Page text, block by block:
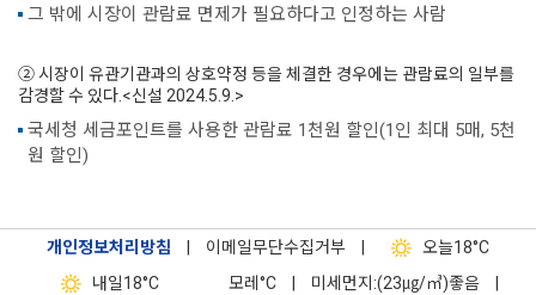
그 밖에 시장이 관람료 면제가 필요하다고 인정하는 사람
② 시장이 유관기관과의 상호약정 등을 체결한 경우에는 관람료의 일부를
감경할 수 있다.<신설 2024.5.9.>
국세청 세금포인트를 사용한 관람료 1천원 할인(1인 최대 5매, 5천
원 할인)
개인정보처리방침 이메일무단수집거부 오늘18°C
내일18°C 모레 °C 미세먼지:(23㎍/㎥)좋음